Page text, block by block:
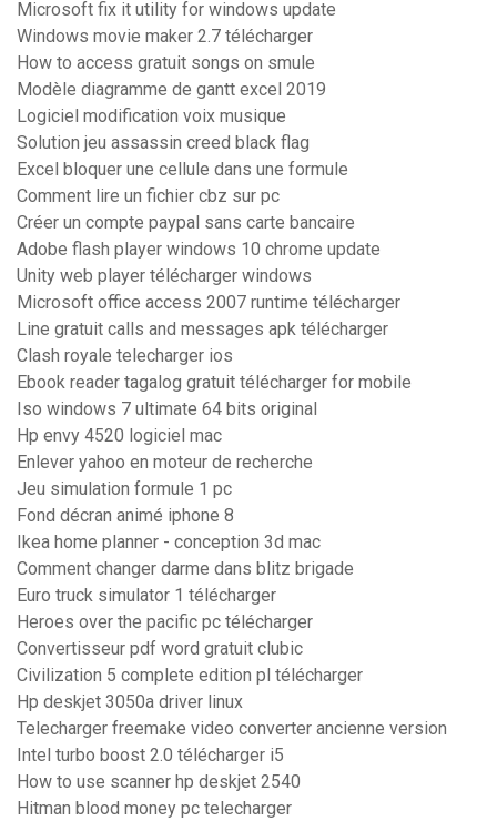
Microsoft fix it utility for windows update
Windows movie maker 2.7 télécharger
How to access gratuit songs on smule
Modèle diagramme de gantt excel 2019
Logiciel modification voix musique
Solution jeu assassin creed black flag
Excel bloquer une cellule dans une formule
Comment lire un fichier cbz sur pc
Créer un compte paypal sans carte bancaire
Adobe flash player windows 10 chrome update
Unity web player télécharger windows
Microsoft office access 2007 runtime télécharger
Line gratuit calls and messages apk télécharger
Clash royale telecharger ios
Ebook reader tagalog gratuit télécharger for mobile
Iso windows 7 ultimate 64 bits original
Hp envy 4520 logiciel mac
Enlever yahoo en moteur de recherche
Jeu simulation formule 1 pc
Fond décran animé iphone 8
Ikea home planner - conception 3d mac
Comment changer darme dans blitz brigade
Euro truck simulator 1 télécharger
Heroes over the pacific pc télécharger
Convertisseur pdf word gratuit clubic
Civilization 5 complete edition pl télécharger
Hp deskjet 3050a driver linux
Telecharger freemake video converter ancienne version
Intel turbo boost 2.0 télécharger i5
How to use scanner hp deskjet 2540
Hitman blood money pc telecharger